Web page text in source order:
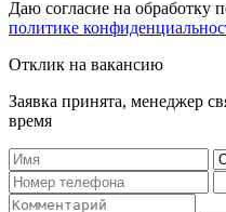
Даю согласие на обработку
политике
Отклик на вакансию
Заявка принята, менеджер
время